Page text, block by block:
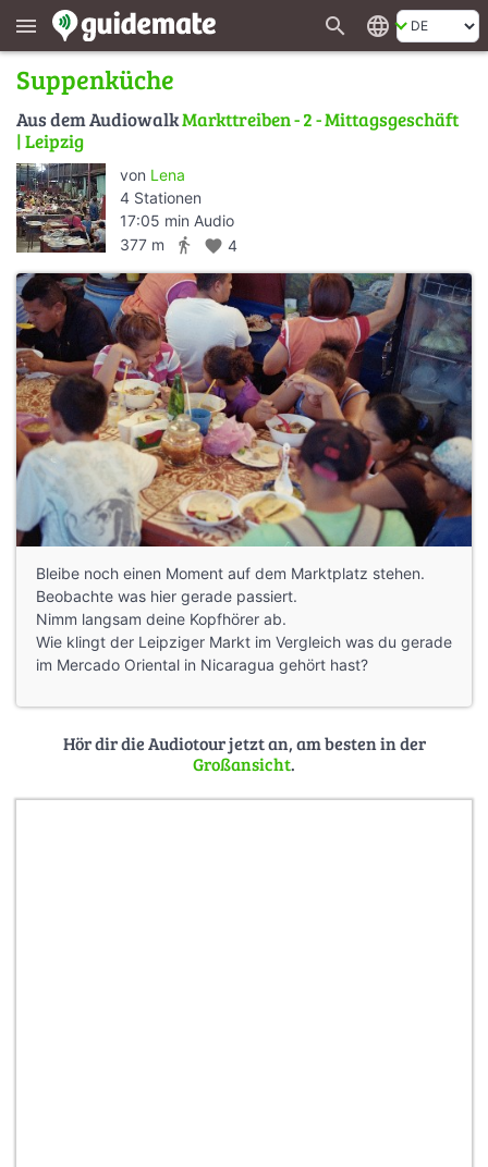
menu search language
Suppenküche
Aus dem AudiowalkMarkttreiben - 2 - Mittagsgeschäft
| Leipzig
von Lena
4 Stationen
17:05 min Audio
377 m
directions_walk favorite 4
Bleibe noch einen Moment auf dem Marktplatz stehen.
Beobachte was hier gerade passiert.
Nimm langsam deine Kopfhörer ab.
Wie klingt der Leipziger Markt im Vergleich was du gerade
im Mercado Oriental in Nicaragua gehört hast?
Hör dir die Audiotour jetzt an, am besten in der
Großansicht.